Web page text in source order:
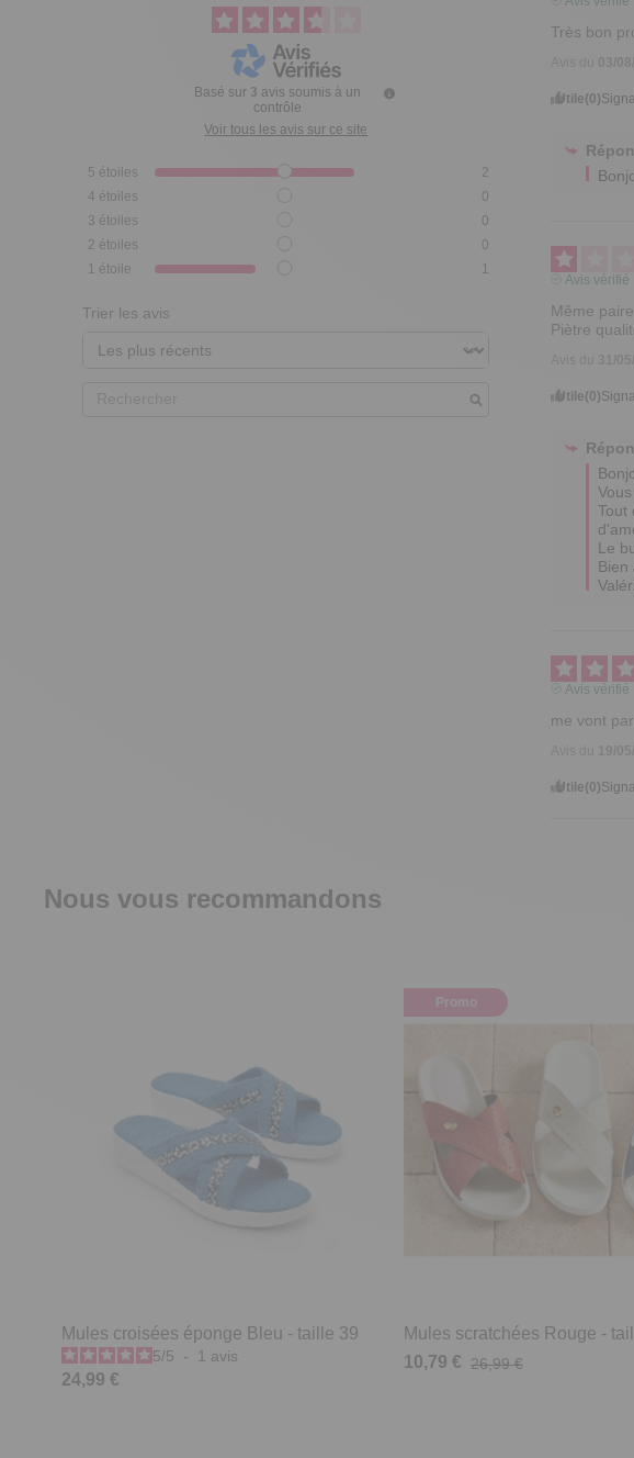
Basé sur 3 avis soumis à un
contrôle
Voir tous les avis sur ce site
5 étoiles
2
4 étoiles
0
3 étoiles
0
2 étoiles
0
1 étoile 1
Trier les avis
Très bon
03/
Utile(0)
Avis vérifié
Même
Piètre
31/
Utile(0)
Tout
Le
Bien
Avis vérifié
me vont
Utile(0)
Nous vous recommandons
Mules croisées éponge Bleu - taille 39
5/5 - 1 avis
24,99 €
Promo
Mules scratchées Rouge -
10,79 € 26,99 €